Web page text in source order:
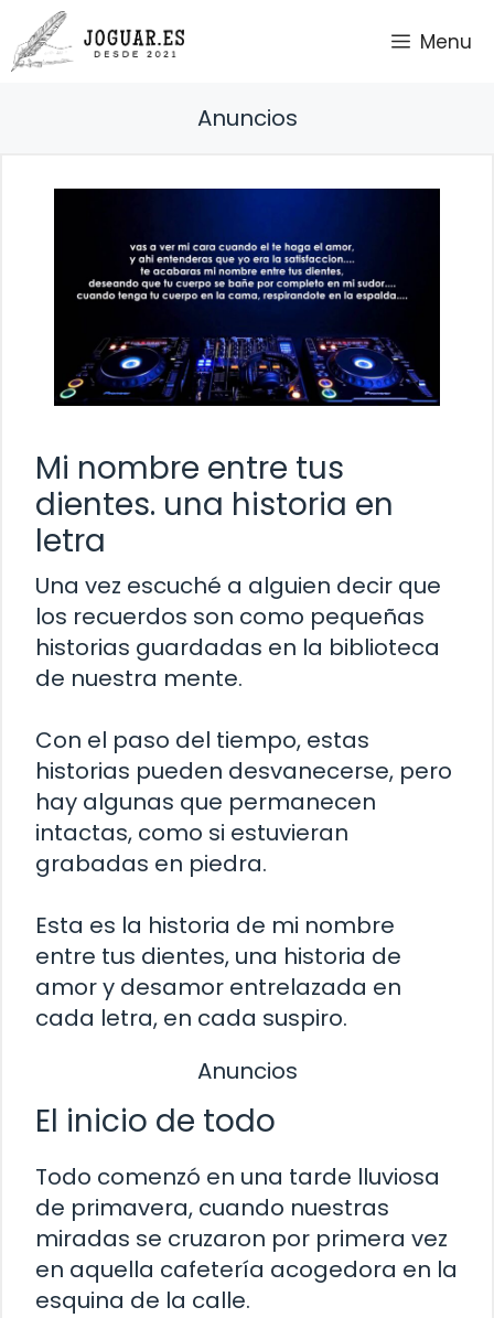
Saltar
al
contenido
Menu
Anuncios
Mi nombre entre tus
dientes. una historia en
letra
Una vez escuché a alguien decir que
los recuerdos son como pequeñas
historias guardadas en la biblioteca
de nuestra mente.
Con el paso del tiempo, estas
historias pueden desvanecerse, pero
hay algunas que permanecen
intactas, como si estuvieran
grabadas en piedra.
Esta es la historia de mi nombre
entre tus dientes, una historia de
amor y desamor entrelazada en
cada letra, en cada suspiro.
Anuncios
El inicio de todo
Todo comenzó en una tarde lluviosa
de primavera, cuando nuestras
miradas se cruzaron por primera vez
en aquella cafetería acogedora en la
esquina de la calle.